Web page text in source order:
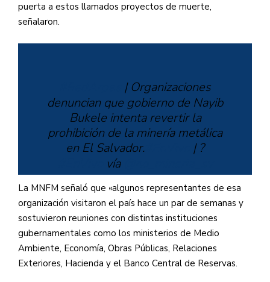
puerta a estos llamados proyectos de muerte,
señalaron.
| Organizaciones
denuncian que gobierno de Nayib
Bukele intenta revertir la
prohibición de la minería metálica
en El Salvador.
| ?
vía
https://t.co/vBO6kEH4LD
— Red Informativa de Arpas
(@arpassv)December 16, 2021
La MNFM señaló que «algunos representantes de esa
organización visitaron el país hace un par de semanas y
sostuvieron reuniones con distintas instituciones
gubernamentales como los ministerios de Medio
Ambiente, Economía, Obras Públicas, Relaciones
Exteriores, Hacienda y el Banco Central de Reservas.